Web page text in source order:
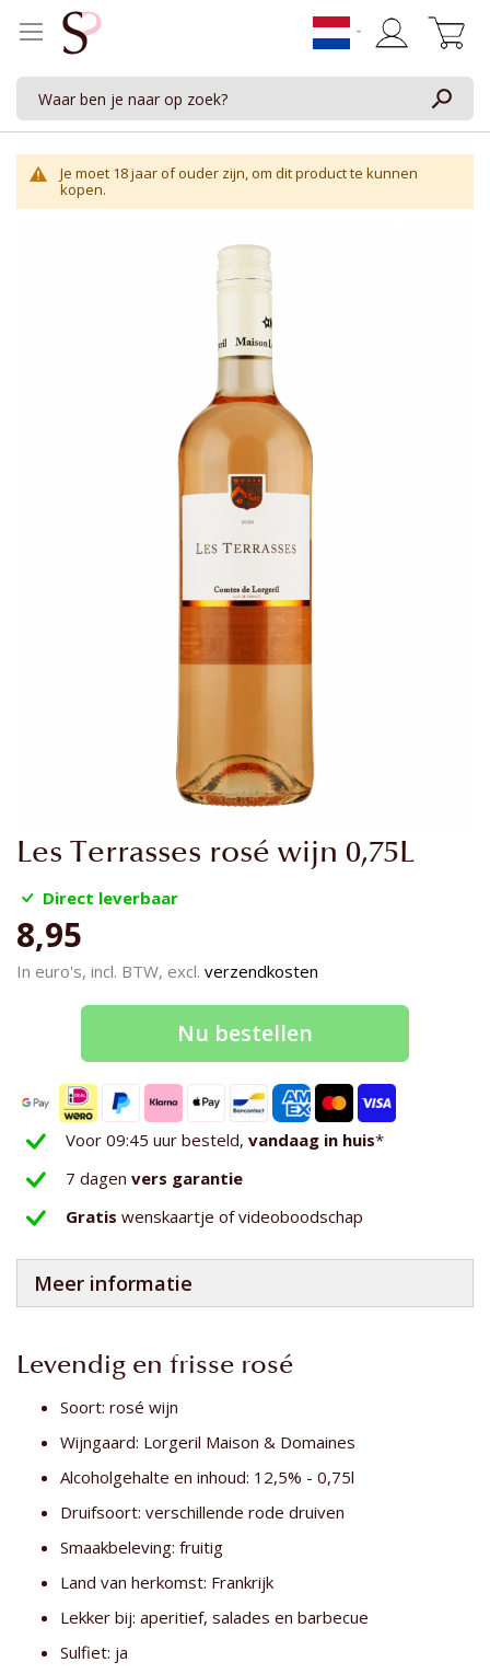
Je moet 18 jaar of ouder zijn, om dit product te kunnen
kopen.
Les Terrasses rosé wijn 0,75L
Direct leverbaar
8,95
In euro's, incl. BTW, excl. verzendkosten
Nu bestellen
Voor 09:45 uur besteld, vandaag in huis*
7 dagen vers garantie
Gratis wenskaartje of videoboodschap
Meer informatie
Levendig en frisse rosé
Soort: rosé wijn
Wijngaard: Lorgeril Maison & Domaines
Alcoholgehalte en inhoud: 12,5% - 0,75l
Druifsoort: verschillende rode druiven
Smaakbeleving: fruitig
Land van herkomst: Frankrijk
Lekker bij: aperitief, salades en barbecue
Sulfiet: ja
Ga
naar
het
van
de
afbeeldingen-